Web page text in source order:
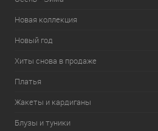
Новая коллекция
Новый год
Хиты снова в продаже
Платья
Жакеты и кардиганы
Блузы и туники